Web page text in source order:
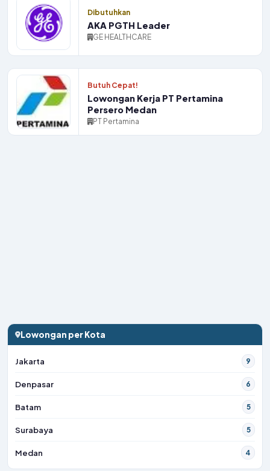
Dibutuhkan
AKA PGTH Leader
GE HEALTHCARE
Butuh Cepat!
Lowongan Kerja PT Pertamina
Persero Medan
PT Pertamina
Lowongan per Kota
Jakarta 9
Denpasar 6
Batam 5
Surabaya 5
Medan 4